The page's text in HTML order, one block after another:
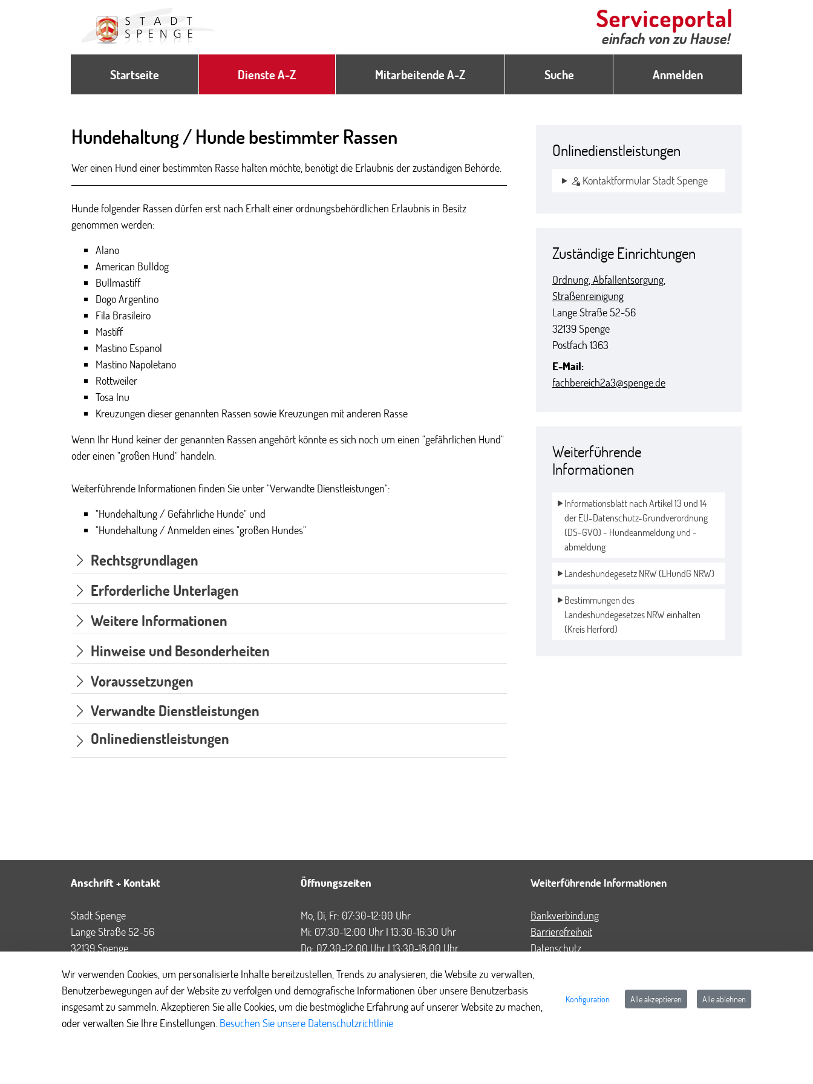
Startseite Dienste A-Z Mitarbeitende A-Z Suche Anmelden
Hundehaltung / Hunde bestimmter Rassen
Kurzbeschreibung
Wer einen Hund einer bestimmten Rasse halten möchte, benötigt die Erlaubnis der zuständigen Behörde.
Beschreibung
Hunde folgender Rassen dürfen erst nach Erhalt einer ordnungsbehördlichen Erlaubnis in Besitz
genommen werden:
Alano
American Bulldog
Bullmastiff
Dogo Argentino
Fila Brasileiro
Mastiff
Mastino Espanol
Mastino Napoletano
Rottweiler
Tosa Inu
Kreuzungen dieser genannten Rassen sowie Kreuzungen mit anderen Rasse
Wenn Ihr Hund keiner der genannten Rassen angehört könnte es sich noch um einen "gefährlichen Hund"
oder einen "großen Hund" handeln.
Weiterführende Informationen finden Sie unter "Verwandte Dienstleistungen":
"Hundehaltung / Gefährliche Hunde" und
"Hundehaltung / Anmelden eines "großen Hundes"
Rechtsgrundlagen
Erforderliche Unterlagen
Weitere Informationen
Hinweise und Besonderheiten
Voraussetzungen
Verwandte Dienstleistungen
Onlinedienstleistungen
Onlinedienstleistungen
Kontaktformular Stadt Spenge
Zuständige Einrichtungen
Ordnung, Abfallentsorgung,
Straßenreinigung
Straße:
Lange StraßeHausnummer:
52-56
PLZ:
32139Ort:
Spenge
Postfach 1363
E-Mail:
fachbereich2a3@spenge.de
Weiterführende
Informationen
Informationsblatt nach Artikel 13 und 14
der EU-Datenschutz-Grundverordnung
(DS-GVO) - Hundeanmeldung und -
abmeldung
Landeshundegesetz NRW (LHundG NRW)
Bestimmungen des
Landeshundegesetzes NRW einhalten
(Kreis Herford)
Anschrift + Kontakt
Stadt Spenge
Lange Straße 52-56
32139 Spenge
Tel: 05225 8768-0
Fax: 05225 8768-55
Mail:info@spenge.de
Web:www.spenge.de
Öffnungszeiten
Mo, Di, Fr: 07:30-12:00 Uhr
Mi: 07:30-12:00 Uhr I 13:30-16:30 Uhr
Do: 07:30-12:00 Uhr I 13:30-18:00 Uhr
Bürgerbüro nur mit Termin!
Link zur Online-Terminvergabe
und nach Vereinbarung
Weiterführende Informationen
Bankverbindung
Barrierefreiheit
Datenschutz
Impressum
Kontaktformular
Nutzungsbedingungen
Wir verwenden Cookies, um personalisierte Inhalte bereitzustellen, Trends zu analysieren, die Website zu verwalten,
Benutzerbewegungen auf der Website zu verfolgen und demografische Informationen über unsere Benutzerbasis
insgesamt zu sammeln. Akzeptieren Sie alle Cookies, um die bestmögliche Erfahrung auf unserer Website zu machen,
oder verwalten Sie Ihre Einstellungen. Besuchen Sie unsere Datenschutzrichtlinie
Konfiguration Alle akzeptieren Alle ablehnen